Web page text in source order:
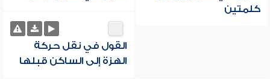
كلمتين
القول في نقل حركة
الهزة إلى الساكن قبلها